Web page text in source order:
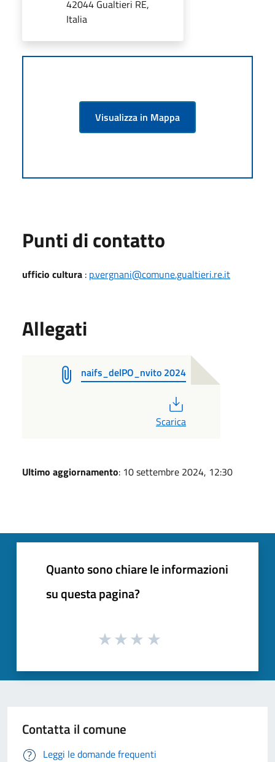
42044 Gualtieri RE,
Italia
Visualizza in Mappa
Punti di contatto
ufficio cultura : p.vergnani@comune.gualtieri.re.it
Allegati
naifs_delPO_nvito 2024
Scarica
Ultimo aggiornamento: 10 settembre 2024, 12:30
Quanto sono chiare le informazioni
su questa pagina?
Contatta il comune
Leggi le domande frequenti